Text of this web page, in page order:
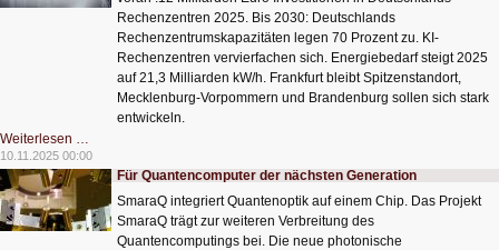
Rechenzentren 2025. Bis 2030: Deutschlands
Rechenzentrumskapazitäten legen 70 Prozent zu. KI-
Rechenzentren vervierfachen sich. Energiebedarf steigt 2025
auf 21,3 Milliarden kW/h. Frankfurt bleibt Spitzenstandort,
Mecklenburg-Vorpommern und Brandenburg sollen sich stark
entwickeln.
Weiterlesen …
treibt
Rechenzentrums-
Wachstum
10.11.2025 00:00
Für Quantencomputer der nächsten Generation
SmaraQ integriert Quantenoptik auf einem Chip. Das Projekt
SmaraQ trägt zur weiteren Verbreitung des
Quantencomputings bei. Die neue photonische